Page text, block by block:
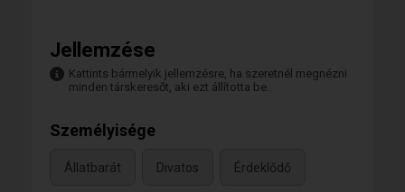
Jellemzése
Kattints bármelyik jellemzésre, ha szeretnél megnézni
minden társkeresőt, aki ezt állította be.
Személyisége
Állatbarát Divatos Érdeklődő